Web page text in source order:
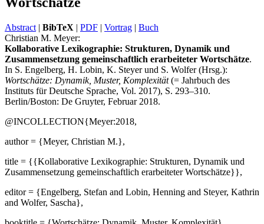
Abstract | BibTeX | PDF | Vortrag | Buch
Christian M. Meyer:
Kollaborative Lexikographie: Strukturen, Dynamik und
Zusammensetzung gemeinschaftlich er­ar­beite­ter Wortschätze.
In S. Engelberg, H. Lobin, K. Steyer und S. Wolfer (Hrsg.):
Wortschätze: Dynamik, Muster, Komplexität(= Jahrbuch des
Instituts für Deutsche Sprache, Vol. 2017), S. 293–310.
Berlin/Boston: De Gruyter, Februar 2018.
@INCOLLECTION{Meyer:2018,
author = {Meyer, Christian M.},
title = {{Kollaborative Lexikographie: Strukturen, Dynamik und
Zusammensetzung gemeinschaftlich erarbeiteter Wortschätze}},
editor = {Engelberg, Stefan and Lobin, Henning and Steyer, Kathrin
and Wolfer, Sascha},